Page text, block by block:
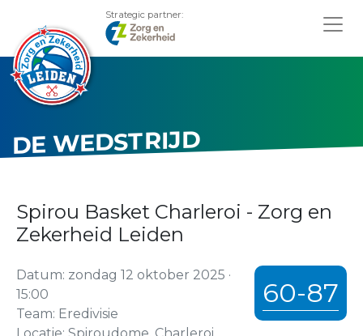
Strategic partner:
DE WEDSTRIJD
Spirou Basket Charleroi - Zorg en
Zekerheid Leiden
60-87
Datum: zondag 12 oktober 2025 ·
15:00
Team: Eredivisie